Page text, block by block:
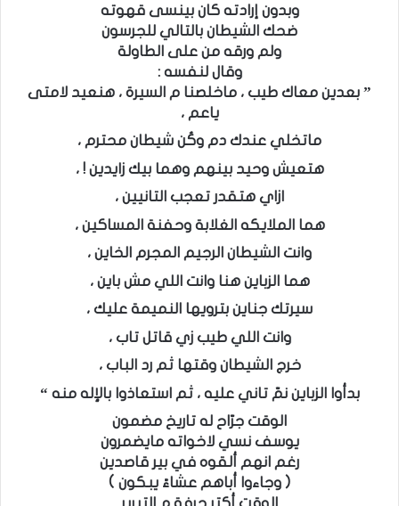
وبدون إرادته كان بينسى قهوته
ضحك الشيطان بالتالي للجرسون
ولم ورقه من على الطاولة
وقال لنفسه :
” بعدين معاك طيب ، ماخلصنا م السيرة ، هنعيد لامتى
ياعم ،
ماتخلي عندك دم وكُن شيطان محترم ،
هتعيش وحيد بينهم وهما بيك زايدين ! ،
ازاي هتقدر تعجب التانيين ،
هما الملايكه الغلابة وحفنة المساكين ،
وانت الشيطان الرجيم المجرم الخاين ،
هما الزباين هنا وانت اللي مش باين ،
سيرتك جناين بترويها النميمة عليك ،
وانت اللي طيب زي قاتل تاب ،
خرج الشيطان وقتها ثم رد الباب ،
بدأوا الزباين نمّ تاني عليه ، ثم استعاذوا بالإله منه “
الوقت جرّاح له تاريخ مضمون
يوسف نسي لاخواته مايضمرون
رغم انهم ألقوه في بير قاصدين
( وجاءوا أباهم عشاءً يبكون )